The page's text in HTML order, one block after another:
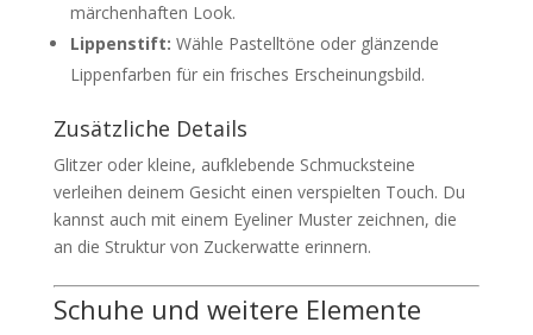
märchenhaften Look.
Lippenstift: Wähle Pastelltöne oder glänzende
Lippenfarben für ein frisches Erscheinungsbild.
Zusätzliche Details
Glitzer oder kleine, aufklebende Schmucksteine
verleihen deinem Gesicht einen verspielten Touch. Du
kannst auch mit einem Eyeliner Muster zeichnen, die
an die Struktur von Zuckerwatte erinnern.
Schuhe und weitere Elemente